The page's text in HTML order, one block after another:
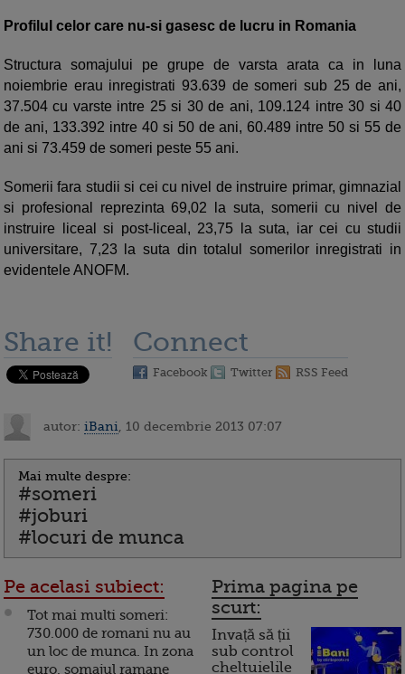
Profilul celor care nu-si gasesc de lucru in Romania
Structura somajului pe grupe de varsta arata ca in luna
noiembrie erau inregistrati 93.639 de someri sub 25 de ani,
37.504 cu varste intre 25 si 30 de ani, 109.124 intre 30 si 40
de ani, 133.392 intre 40 si 50 de ani, 60.489 intre 50 si 55 de
ani si 73.459 de someri peste 55 ani.
Somerii fara studii si cei cu nivel de instruire primar, gimnazial
si profesional reprezinta 69,02 la suta, somerii cu nivel de
instruire liceal si post-liceal, 23,75 la suta, iar cei cu studii
universitare, 7,23 la suta din totalul somerilor inregistrati in
evidentele ANOFM.
Share it! Connect
Facebook Twitter RSS Feed
autor: iBani , 10 decembrie 2013 07:07
Mai multe despre:
#someri
#joburi
#locuri de munca
Pe acelasi subiect:
Tot mai multi someri:
730.000 de romani nu au
un loc de munca. In zona
euro, somajul ramane
Prima pagina pe
scurt:
Invață să ții
sub control
cheltuielile